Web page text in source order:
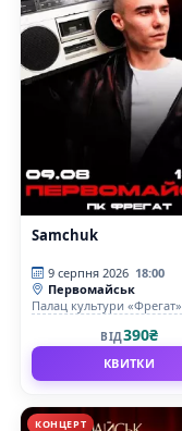
Samchuk
9 серпня 2026 18:00
Первомайськ
Палац культури «Фрегат»
ВІД390₴
КВИТКИ
КОНЦЕРТ